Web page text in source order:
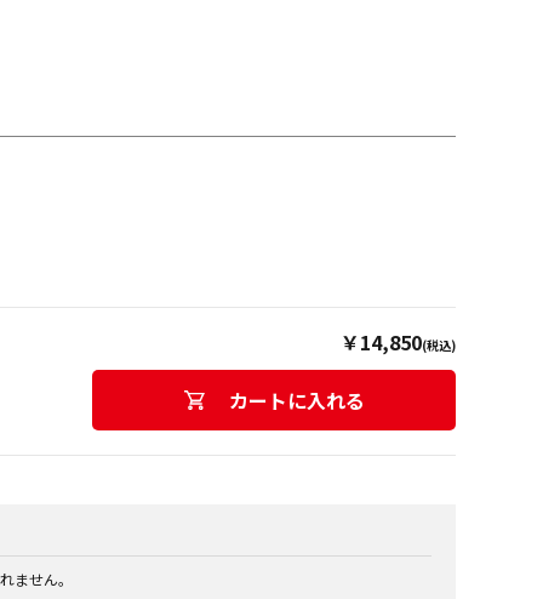
￥14,850(税込)
カートに入れる
ません。